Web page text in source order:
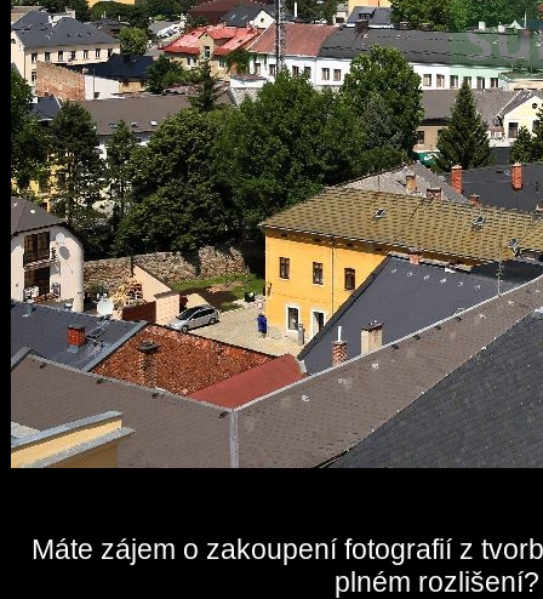
Máte zájem o zakoupení fotografií z
plném rozlišení?